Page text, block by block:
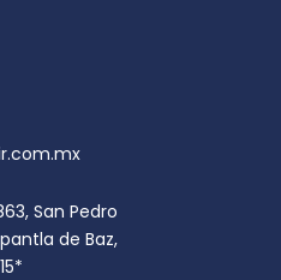
San Pedro
de Baz,